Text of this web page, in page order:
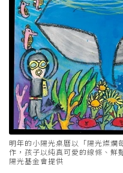
明年的小陽光桌曆以「陽光燦爛
作，孩子以純真可愛的線條、鮮
陽光基金會提供